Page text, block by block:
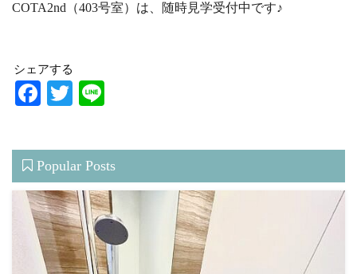
COTA2nd（403号室）は、随時見学受付中です♪
シェアする
Facebook
Twitter
Popular Posts